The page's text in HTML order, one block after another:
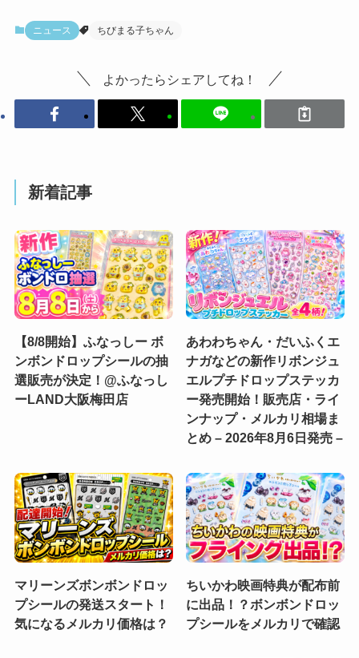
ニュース ちびまる子ちゃん
よかったらシェアしてね！
新着記事
【8/8開始】ふなっしー ボ
ンボンドロップシールの抽
選販売が決定！@ふなっし
ーLAND大阪梅田店
あわわちゃん・だいふくエ
ナガなどの新作リボンジュ
エルプチドロップステッカ
ー発売開始！販売店・ライ
ンナップ・メルカリ相場ま
とめ – 2026年8月6日発売 –
マリーンズボンボンドロッ
プシールの発送スタート！
気になるメルカリ価格は？
ちいかわ映画特典が配布前
に出品！？ボンボンドロッ
プシールをメルカリで確認